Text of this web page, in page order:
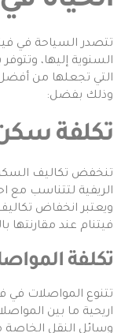
السنوية إليها،
التي تجعلها من أفضل
وذلك بفضل:
تكلفة
تنخفض تكاليف
الريفية لتتناسب مع
ويعتبر انخفاض
فيتنام عند مقارنتها
تكلفة
تتنوع المواصلات في
اريحية ما بين
وسائل النقل الخاصة